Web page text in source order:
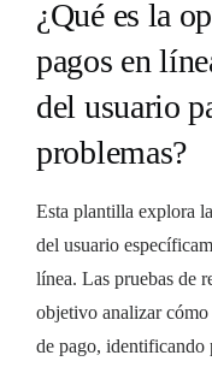
¿Qué es la
pagos en
del usuario
problemas?
Esta plantilla explora
del usuario
línea. Las pruebas de
objetivo analizar
de pago, identificando